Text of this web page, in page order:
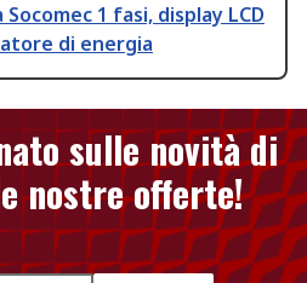
1 fasi, display LCD
di energia
sulle novità di
nostre offerte!